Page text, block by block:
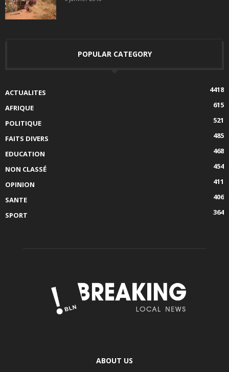
POPULAR CATEGORY
ACTUALITES
4418
AFRIQUE
615
POLITIQUE
521
FAITS DIVERS
485
EDUCATION
468
NON CLASSÉ
454
OPINION
411
SANTE
406
SPORT
364
ABOUT US